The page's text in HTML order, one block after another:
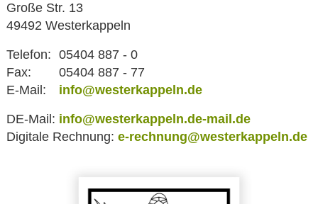
Große Str. 13
49492 Westerkappeln
Telefon: 05404 887 - 0
Fax:
05404 887 - 77
E-Mail:
info@westerkappeln.de
DE-Mail: info@westerkappeln.de-mail.de
Digitale Rechnung: e-rechnung@westerkappeln.de